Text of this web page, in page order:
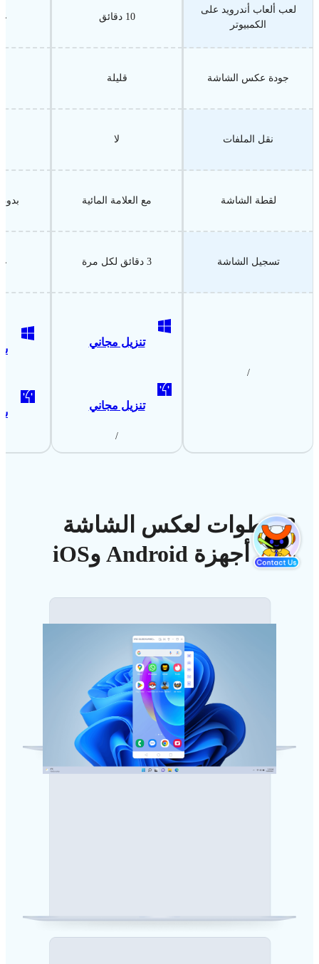
لعب ألعاب أندرويد على
الكمبيوتر
10 دقائق
جودة عكس الشاشة قليلة
نقل الملفات لا
لقطة الشاشة مع العلامة المائية
تسجيل الشاشة 3 دقائق لكل مرة
/
تنزيل مجاني
تنزيل مجاني
/
3 خطوات لعكس الشاشة
على أجهزة Android وiOS